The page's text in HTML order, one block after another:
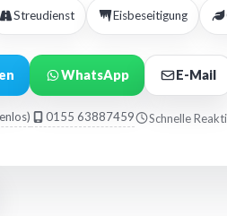
Streudienst Eisbeseitigung
WhatsApp E-Mail
0155 63887459 Schnelle